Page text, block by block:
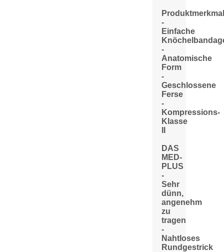
-
Einfache
-
Anatomische
Form
-
Geschlossene
Ferse
-
Kompressions-
Klasse
DAS
MED-
PLUS
-
Sehr
dünn,
angenehm
zu
tragen
-
Nahtloses
Rundgestrick